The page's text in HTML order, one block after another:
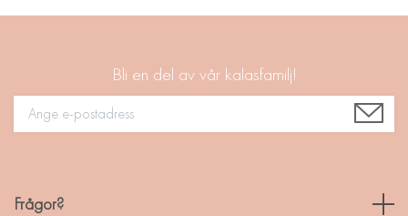
Bli en del av vår kalasfamilj!
Frågor?